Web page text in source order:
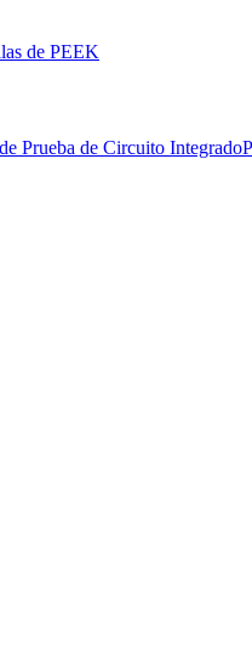
de PEEK
Prueba de Circuito Integrado